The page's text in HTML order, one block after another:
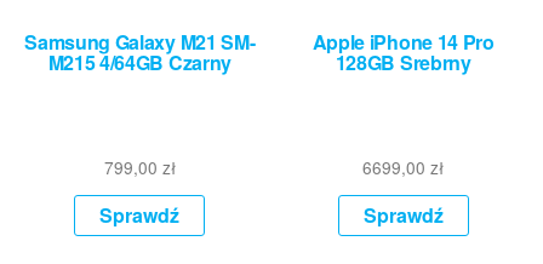
Samsung Galaxy M21 SM-
M215 4/64GB Czarny
799,00 zł
Sprawdź
Apple iPhone 14 Pro
128GB Srebrny
6699,00zł
Sprawdź